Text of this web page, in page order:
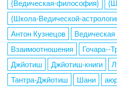
{Ведическая-философия}
{Школа-Ведической-
Антон Кузнецов
Ведическая
Взаимоотношения
Гочара--
Джйотиш
Джйотиш-книги
Тантра-Джйотиш
Шани